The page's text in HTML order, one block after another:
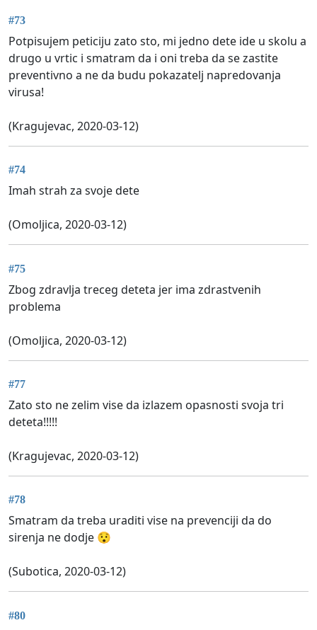
#73
Potpisujem peticiju zato sto, mi jedno dete ide u skolu a
drugo u vrtic i smatram da i oni treba da se zastite
preventivno a ne da budu pokazatelj napredovanja
virusa!
(Kragujevac, 2020-03-12)
#74
Imah strah za svoje dete
(Omoljica, 2020-03-12)
#75
Zbog zdravlja treceg deteta jer ima zdrastvenih
problema
(Omoljica, 2020-03-12)
#77
Zato sto ne zelim vise da izlazem opasnosti svoja tri
deteta!!!!!
(Kragujevac, 2020-03-12)
#78
Smatram da treba uraditi vise na prevenciji da do
sirenja ne dodje 😯
(Subotica, 2020-03-12)
#80